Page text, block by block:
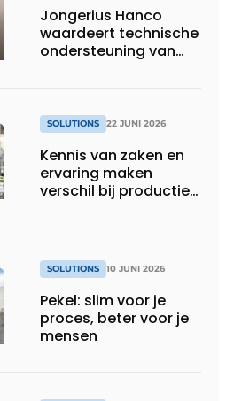
Jongerius Hanco
waardeert technische
ondersteuning van
SOLUTIONS 22 JUNI 2026
Kennis van zaken en
ervaring maken
verschil bij productie-
SOLUTIONS 10 JUNI 2026
Pekel: slim voor je
proces, beter voor je
mensen